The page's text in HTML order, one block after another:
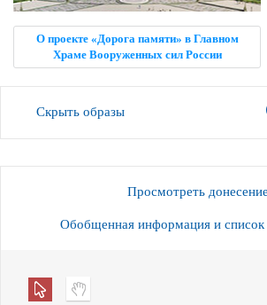
О проекте «Дорога памяти» в Главном
Храме Вооруженных сил России
Скрыть образы
Просмотреть донесение
Обобщенная информация и список